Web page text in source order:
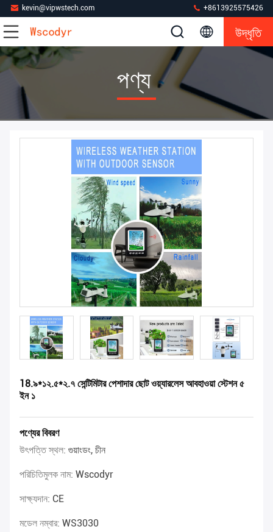
kevin@vipwstech.com +8613925575426
উদ্ধৃতি
পণ্য
18.৯*১২.৫*২.৭ সেন্টিমিটার পেশাদার ছোট ওয়্যারলেস আবহাওয়া স্টেশন ৫
ইন ১
পণ্যের বিবরণ
উৎপত্তি স্থল: গুয়াংডং, চীন
পরিচিতিমুলক নাম: Wscodyr
সাক্ষ্যদান: CE
মডেল নম্বার: WS3030